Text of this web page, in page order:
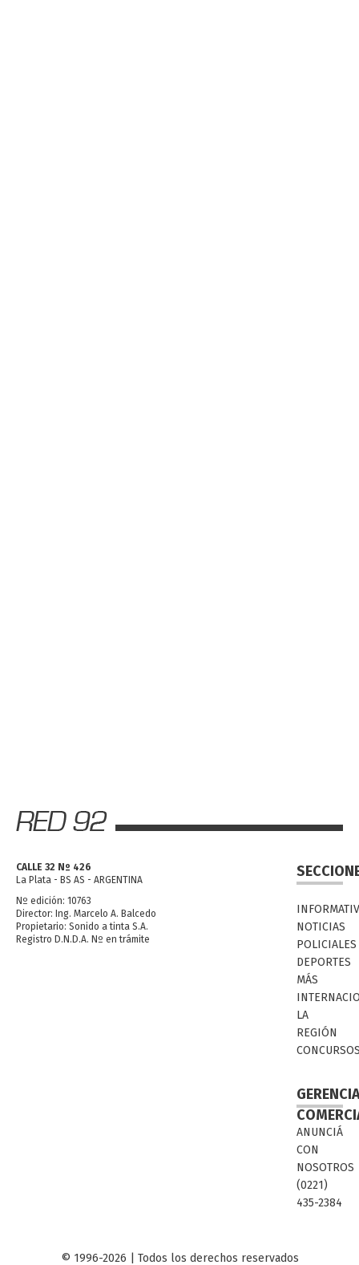
CALLE 32 Nº 426
La Plata - BS AS - ARGENTINA
Nº edición: 10763
Director: Ing. Marcelo A. Balcedo
Propietario: Sonido a tinta S.A.
Registro D.N.D.A. Nº en trámite
NOTICIAS
POLICIALES
DEPORTES
MÁS
LA
REGIÓN
ANUNCIÁ
CON
NOSOTROS
(0221)
435-2384
© 1996-2026 | Todos los derechos reservados